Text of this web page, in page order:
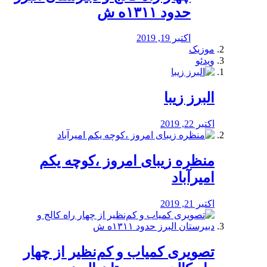
حدود ۱۳۱۱ه ش
اکتبر 19, 2019
موزیک
ویدئو
البرز زیبا
اکتبر 22, 2019
منظره‌‌ زیبای امروز ،کوچه یکم
امیرآباد
اکتبر 21, 2019
️تصویری کمیاب و کم‌نظیر از چهار